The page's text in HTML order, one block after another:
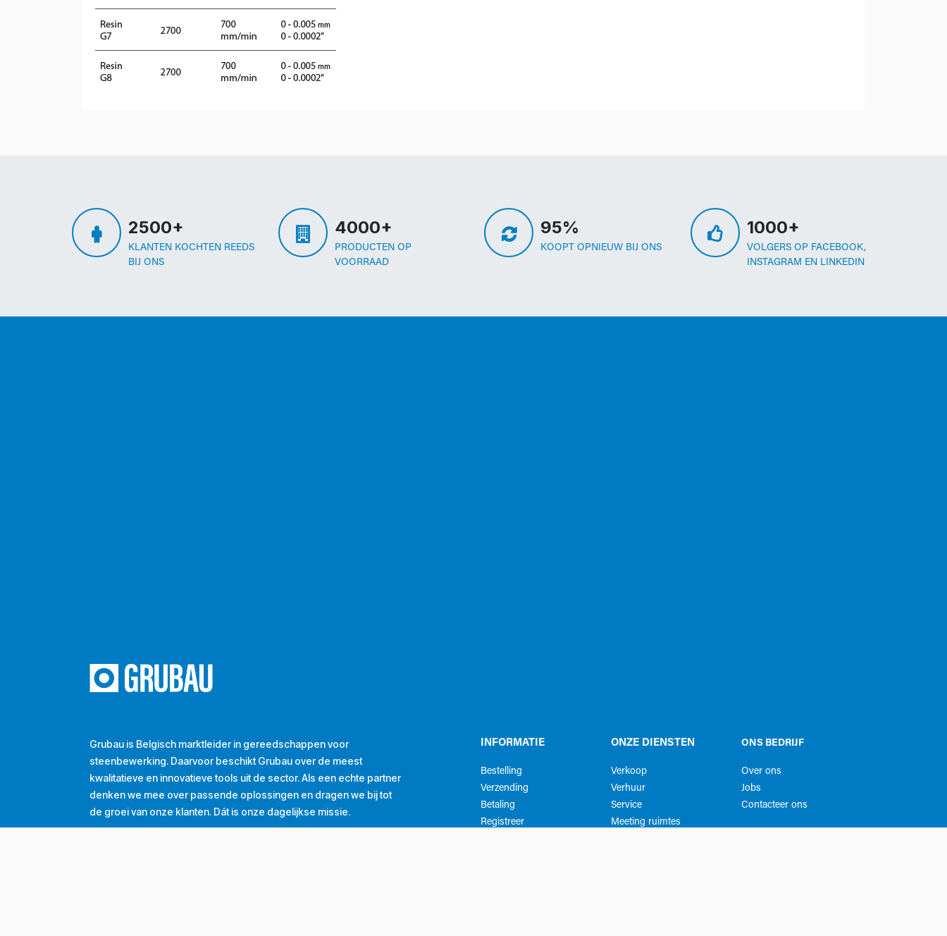
2500+
KLANTEN KOCHTEN REEDS
BIJ ONS
4000+
PRODUCTEN OP
VOORRAAD
95%
KOOPT OPNIEUW BIJ ONS
1000+
VOLGERS OP FACEBOOK,
INSTAGRAM EN LINKEDIN
INFORMATIE
Bestelling
Verzending
Betaling
Registreer
ONZE DIENSTEN
Verkoop
Verhuur
Service
Meeting ruimtes
ONS BEDRIJF
Over ons
Jobs
Contacteer ons
Grubau is Belgisch marktleider in gereedschappen voor
steenbewerking. Daarvoor beschikt Grubau over de meest
kwalitatieve en innovatieve tools uit de sector. Als een echte partner
denken we mee over passende oplossingen en dragen we bij tot
de groei van onze klanten. Dát is onze dagelijkse missie.